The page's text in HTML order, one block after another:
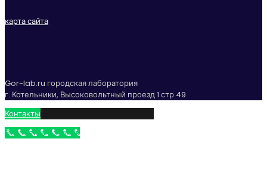
карта сайта
Gor-lab.ru городская лаборатория
г. Котельники, Высоковольтный проезд 1 стр 49
Контакты
Бесплатный звонок